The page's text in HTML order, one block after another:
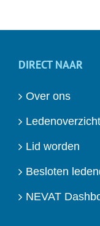
DIRECT NAAR
Over ons
Ledenoverzicht
Lid worden
Besloten
NEVAT